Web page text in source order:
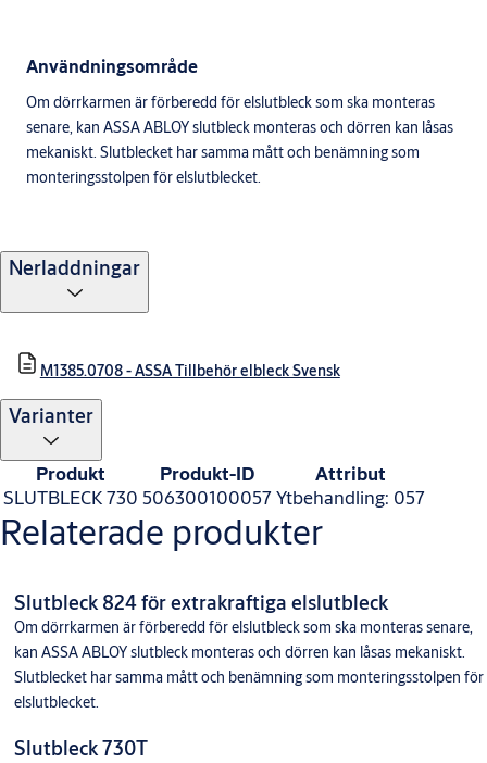
Användningsområde
Om dörrkarmen är förberedd för elslutbleck som ska monteras
senare, kan ASSA ABLOY slutbleck monteras och dörren kan låsas
mekaniskt. Slutblecket har samma mått och benämning som
monteringsstolpen för elslutblecket.
Nerladdningar
M1385.0708 - ASSA Tillbehör elbleck Svensk
Varianter
Produkt Produkt-ID
Attribut
SLUTBLECK 730 506300100057Ytbehandling: 057
Relaterade produkter
Slutbleck 824 för extrakraftiga elslutbleck
Om dörrkarmen är förberedd för elslutbleck som ska monteras senare,
kan ASSA ABLOY slutbleck monteras och dörren kan låsas mekaniskt.
Slutblecket har samma mått och benämning som monteringsstolpen för
elslutblecket.
Slutbleck 730T